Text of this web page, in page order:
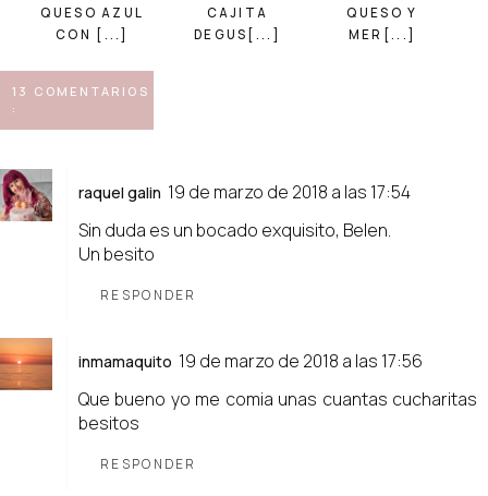
QUESO AZUL
CON [...]
CAJITA
DEGUS[...]
QUESO Y
MER[...]
13 COMENTARIOS
:
raquel galin 19 de marzo de 2018 a las 17:54
Sin duda es un bocado exquisito, Belen.
Un besito
RESPONDER
inmamaquito 19 de marzo de 2018 a las 17:56
Que bueno yo me comia unas cuantas cucharitas
besitos
RESPONDER